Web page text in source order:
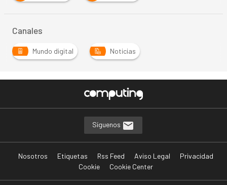
Canales
Mundo digital Noticias
Síguenos
Nosotros Etiquetas Rss Feed Aviso Legal
Privacidad
Cookie
Cookie Center